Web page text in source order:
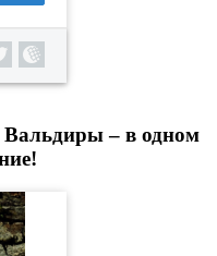
Вальдиры – в одном